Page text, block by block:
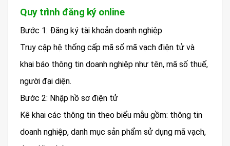
Quy trình đăng ký online
Bước 1: Đăng ký tài khoản doanh nghiệp
Truy cập hệ thống cấp mã số mã vạch điện tử và
khai báo thông tin doanh nghiệp như tên, mã số thuế,
người đại diện.
Bước 2: Nhập hồ sơ điện tử
Kê khai các thông tin theo biểu mẫu gồm: thông tin
doanh nghiệp, danh mục sản phẩm sử dụng mã vạch,